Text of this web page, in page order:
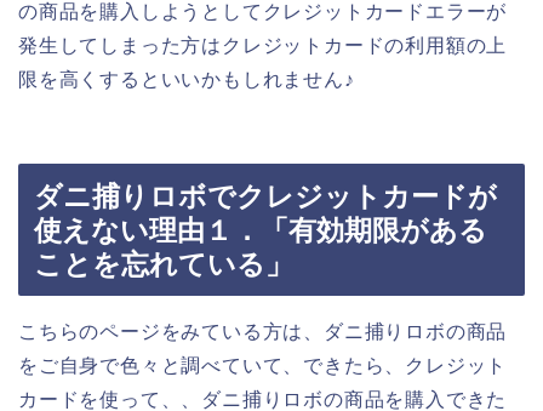
の商品を購入しようとしてクレジットカードエラーが
発生してしまった方はクレジットカードの利用額の上
限を高くするといいかもしれません♪
ダニ捕りロボでクレジットカードが
使えない理由１．「有効期限がある
ことを忘れている」
こちらのページをみている方は、ダニ捕りロボの商品
をご自身で色々と調べていて、できたら、クレジット
カードを使って、、ダニ捕りロボの商品を購入できた